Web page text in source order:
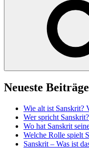
Neueste Beiträge
Wie alt ist Sanskrit?
Wer spricht
Wo hat Sanskrit
Welche Rolle spielt
Sanskrit – Was ist